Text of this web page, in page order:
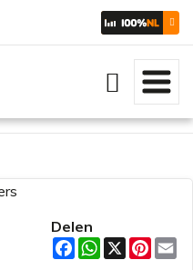
Delen
F
a
W
h
X
P